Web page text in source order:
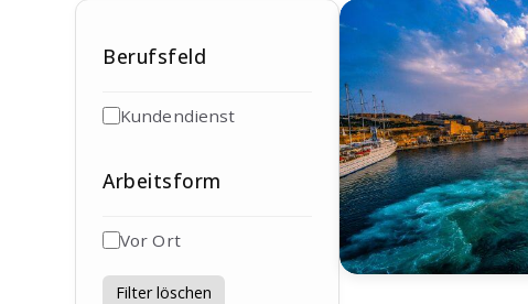
Berufsfeld
Kundendienst
Arbeitsform
Vor Ort
Filter löschen